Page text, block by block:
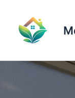
contenu